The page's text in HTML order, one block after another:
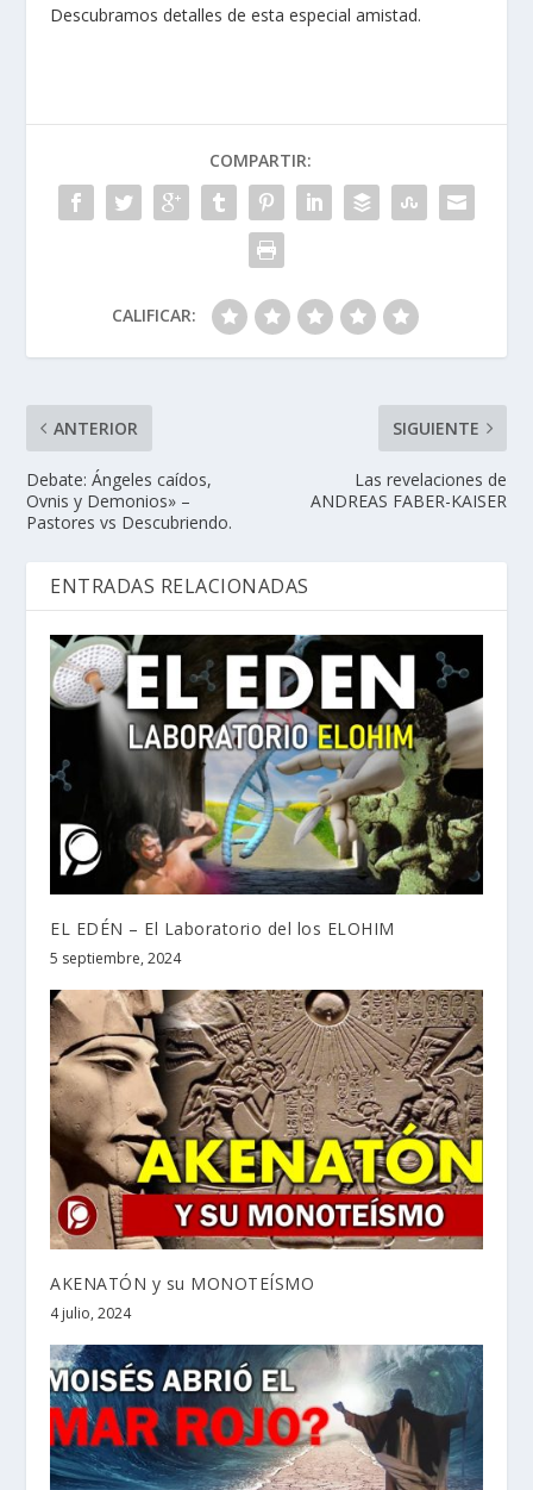
Descubramos detalles de esta especial amistad.
COMPARTIR:
CALIFICAR:
ANTERIOR
Debate: Ángeles caídos,
Ovnis y Demonios» –
Pastores vs Descubriendo.
SIGUIENTE
Las revelaciones de
ANDREAS FABER-KAISER
ENTRADAS RELACIONADAS
EL EDÉN – El Laboratorio del los ELOHIM
5 septiembre, 2024
AKENATÓN y su MONOTEÍSMO
4 julio, 2024